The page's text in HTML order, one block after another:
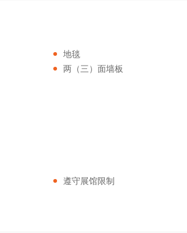
地毯
两（三）面墙板
遵守展馆限制